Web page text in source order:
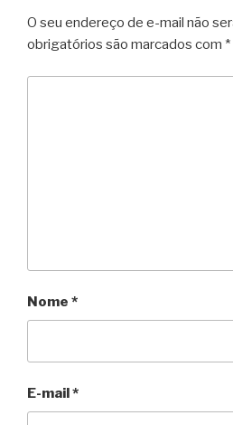
O seu endereço de e-mail não
obrigatórios são marcados com *
Nome *
E-mail*